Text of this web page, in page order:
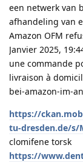
een netwerk van
afhandeling van
Amazon OFM
Janvier 2025,
une commande
livraison à
bei-amazon-im-
https://
tu-dresden.de/s/
clomifene torsk
https://